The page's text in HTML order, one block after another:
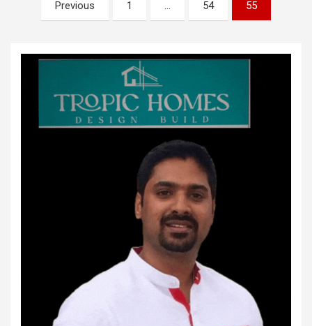
pagination
Previous 1 … 54 55